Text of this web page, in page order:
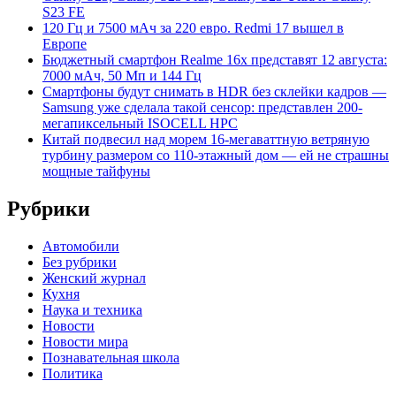
S23 FE
120 Гц и 7500 мАч за 220 евро. Redmi 17 вышел в
Европе
Бюджетный смартфон Realme 16x представят 12 августа:
7000 мАч, 50 Мп и 144 Гц
Смартфоны будут снимать в HDR без склейки кадров —
Samsung уже сделала такой сенсор: представлен 200-
мегапиксельный ISOCELL HPC
Китай подвесил над морем 16-мегаваттную ветряную
турбину размером со 110-этажный дом — ей не страшны
мощные тайфуны
Рубрики
Автомобили
Без рубрики
Женский журнал
Кухня
Наука и техника
Новости
Новости мира
Познавательная школа
Политика